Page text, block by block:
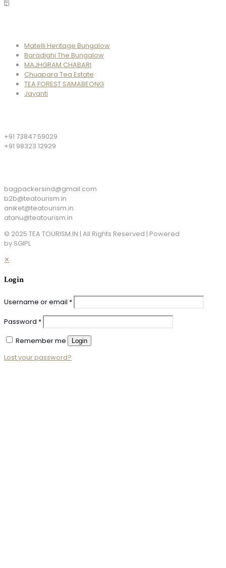
Matelli Heritage Bungalow
Baradighi The Bungalow
MAJHGRAM CHABARI
Chuapara Tea Estate
TEA FOREST SAMABEONG
Jayanti
+91 73847 59029
+91 98323 12929
bagpackersind@gmail.com
b2b@teatourism.in
aniket@teatourism.in
atanu@teatourism.in
© 2025 TEA TOURISM.IN | All Rights Reserved | Powered
by SGIPL
✕
Login
Username or email *
Password *
Remember me
Login
Lost your password?